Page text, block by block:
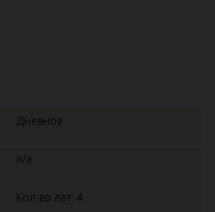
Дневное
n/a
Кол-во лет: 4